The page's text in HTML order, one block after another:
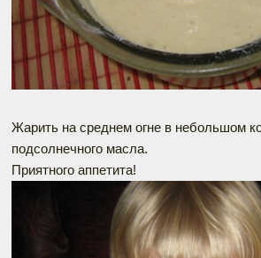
Жарить на среднем огне в небольшом
подсолнечного масла.
Приятного аппетита!